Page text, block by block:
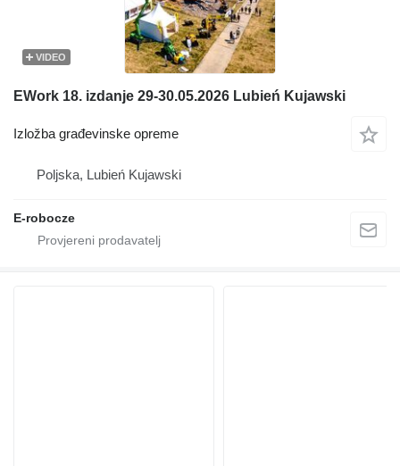
VIDEO
EWork 18. izdanje 29-30.05.2026 Lubień Kujawski
Izložba građevinske opreme
Poljska, Lubień Kujawski
E-robocze